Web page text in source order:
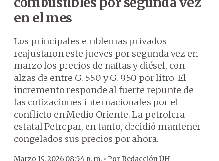
en el mes
Los principales emblemas privados
reajustaron este jueves por segunda vez en
marzo los precios de naftas y diésel, con
alzas de entre G. 550 y G. 950 por litro. El
incremento responde al fuerte repunte de
las cotizaciones internacionales por el
conflicto en Medio Oriente. La petrolera
estatal Petropar, en tanto, decidió mantener
congelados sus precios por ahora.
Marzo 19, 2026 08:54 p. m. • Por Redacción ÚH